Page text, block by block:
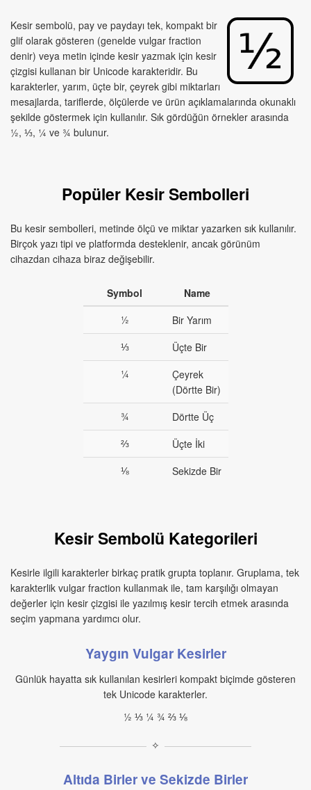
Kesir sembolü, pay ve paydayı tek, kompakt bir
glif olarak gösteren (genelde vulgar fraction
denir) veya metin içinde kesir yazmak için kesir
çizgisi kullanan bir Unicode karakteridir. Bu
karakterler, yarım, üçte bir, çeyrek gibi miktarları
mesajlarda, tariflerde, ölçülerde ve ürün açıklamalarında okunaklı
şekilde göstermek için kullanılır. Sık gördüğün örnekler arasında
½, ⅓, ¼ ve ¾ bulunur.
Popüler Kesir Sembolleri
Bu kesir sembolleri, metinde ölçü ve miktar yazarken sık kullanılır.
Birçok yazı tipi ve platformda desteklenir, ancak görünüm
cihazdan cihaza biraz değişebilir.
Symbol
Name
½
Bir Yarım
⅓
Üçte Bir
¼
Çeyrek
(Dörtte Bir)
¾
Dörtte Üç
⅔
Üçte İki
⅛
Sekizde Bir
Kesir Sembolü Kategorileri
Kesirle ilgili karakterler birkaç pratik grupta toplanır. Gruplama, tek
karakterlik vulgar fraction kullanmak ile, tam karşılığı olmayan
değerler için kesir çizgisi ile yazılmış kesir tercih etmek arasında
seçim yapmana yardımcı olur.
Yaygın Vulgar Kesirler
Günlük hayatta sık kullanılan kesirleri kompakt biçimde gösteren
tek Unicode karakterler.
½ ⅓ ¼ ¾ ⅔ ⅛
✧
Altıda Birler ve Sekizde Birler